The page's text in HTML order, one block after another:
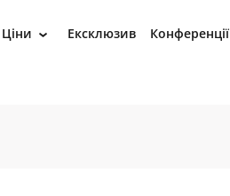
Ціни › Ексклюзив Конференції